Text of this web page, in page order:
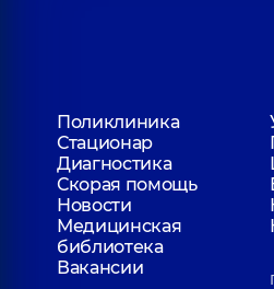
Поликлиника
Стационар
Диагностика
Скорая помощь
Новости
Медицинская
библиотека
Вакансии